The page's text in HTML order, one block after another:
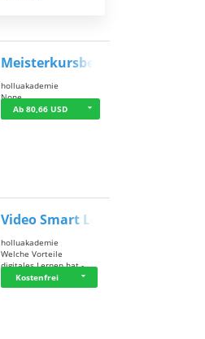
Meisterkursbegl…
holluakademie
None
Ab 80,66 USD
Video Smart Lea…
holluakademie
Welche Vorteile
digitales Lernen hat - …
Kostenfrei